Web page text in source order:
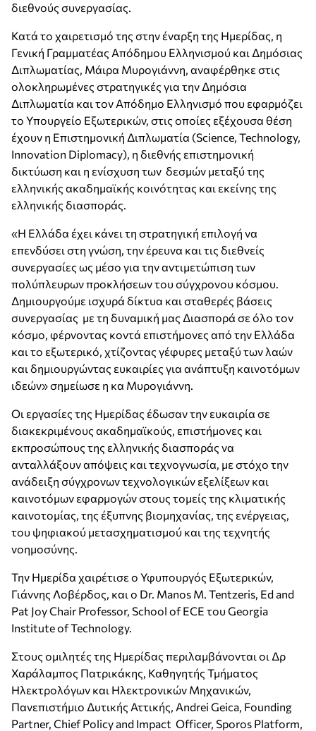
διεθνούς συνεργασίας.
Κατά το χαιρετισμό της στην έναρξη της Ημερίδας, η
Γενική Γραμματέας Απόδημου Ελληνισμού και Δημόσιας
Διπλωματίας, Μάιρα Μυρογιάννη, αναφέρθηκε στις
ολοκληρωμένες στρατηγικές για την Δημόσια
Διπλωματία και τον Απόδημο Ελληνισμό που εφαρμόζει
το Υπουργείο Εξωτερικών, στις οποίες εξέχουσα θέση
έχουν η Επιστημονική Διπλωματία (Science, Technology,
Innovation Diplomacy), η διεθνής επιστημονική
δικτύωση και η ενίσχυση των δεσμών μεταξύ της
ελληνικής ακαδημαϊκής κοινότητας και εκείνης της
ελληνικής διασποράς.
«Η Ελλάδα έχει κάνει τη στρατηγική επιλογή να
επενδύσει στη γνώση, την έρευνα και τις διεθνείς
συνεργασίες ως μέσο για την αντιμετώπιση των
πολύπλευρων προκλήσεων του σύγχρονου κόσμου.
Δημιουργούμε ισχυρά δίκτυα και σταθερές βάσεις
συνεργασίας με τη δυναμική μας Διασπορά σε όλο τον
κόσμο, φέρνοντας κοντά επιστήμονες από την Ελλάδα
και το εξωτερικό, χτίζοντας γέφυρες μεταξύ των λαών
και δημιουργώντας ευκαιρίες για ανάπτυξη καινοτόμων
ιδεών» σημείωσε η κα Μυρογιάννη.
Οι εργασίες της Ημερίδας έδωσαν την ευκαιρία σε
διακεκριμένους ακαδημαϊκούς, επιστήμονες και
εκπροσώπους της ελληνικής διασποράς να
ανταλλάξουν απόψεις και τεχνογνωσία, με στόχο την
ανάδειξη σύγχρονων τεχνολογικών εξελίξεων και
καινοτόμων εφαρμογών στους τομείς της κλιματικής
καινοτομίας, της έξυπνης βιομηχανίας, της ενέργειας,
του ψηφιακού μετασχηματισμού και της τεχνητής
νοημοσύνης.
Την Ημερίδα χαιρέτισε ο Υφυπουργός Εξωτερικών,
Γιάννης Λοβέρδος, και ο Dr. Manos M. Tentzeris, Ed and
Pat Joy Chair Professor, School of ECE του Georgia
Institute of Technology.
Στους ομιλητές της Ημερίδας περιλαμβάνονται οι Δρ
Χαράλαμπος Πατρικάκης, Καθηγητής Τμήματος
Ηλεκτρολόγων και Ηλεκτρονικών Μηχανικών,
Πανεπιστήμιο Δυτικής Αττικής, Andrei Geica, Founding
Partner, Chief Policy and Impact Officer, Sporos Platform,